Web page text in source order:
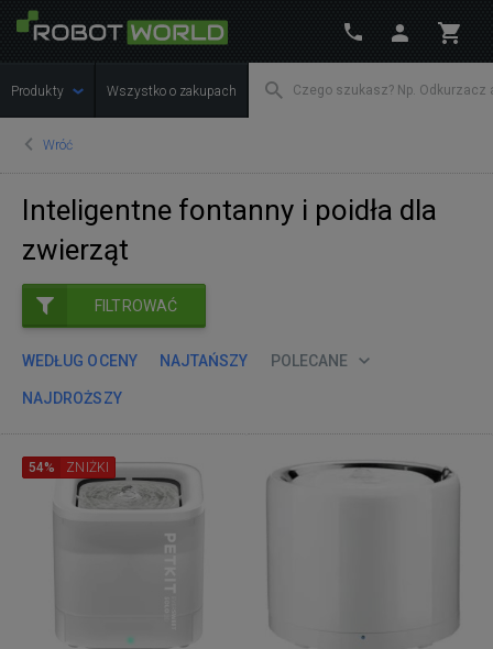
Produkty Wszystko o zakupach
Wróć
Inteligentne fontanny i poidła dla
zwierząt
FILTROWAĆ
WEDŁUG OCENY NAJTAŃSZY POLECANE
NAJDROŻSZY
54% ZNIŻKI